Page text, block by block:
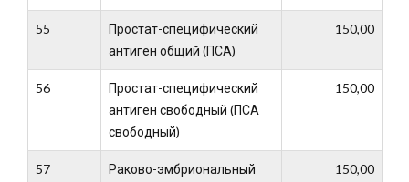
55
Простат-специфический
антиген общий (ПСА)
150,00
56
Простат-специфический
антиген свободный (ПСА
свободный)
150,00
57
Раково-эмбриональный
150,00